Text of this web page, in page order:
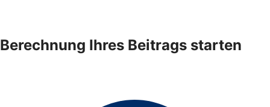
Berechnung Ihres Beitrags starten